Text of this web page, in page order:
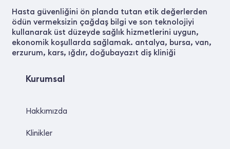
Hasta güvenliğini ön planda tutan etik değerlerden
ödün vermeksizin çağdaş bilgi ve son teknolojiyi
kullanarak üst düzeyde sağlık hizmetlerini uygun,
ekonomik koşullarda sağlamak. antalya, bursa, van,
erzurum, kars, ığdır, doğubayazıt diş kliniği
Kurumsal
Hakkımızda
Klinikler